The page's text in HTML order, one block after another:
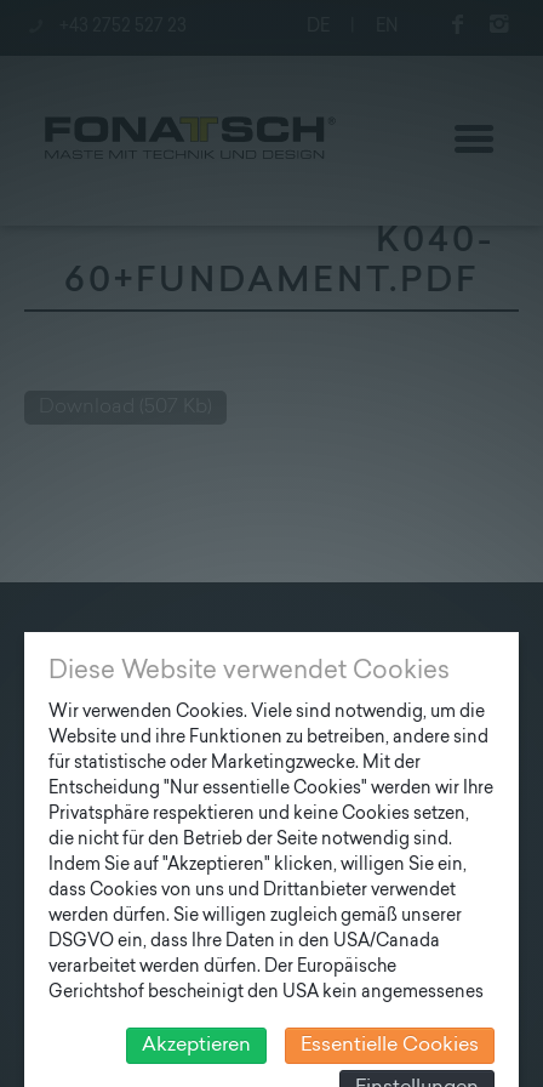
Kontakt | Jobs
K040-
60+FUNDAMENT.PDF
KONTAKT
Fonatsch GmbH
Industriestraße 6
3390 Melk
+43 27 52/ 52 723-0
office@fonatsch.at
SCHNELLEINSTIEG
MASTE STATION
AKTUELLES
LIEFERPROGRAMM
NEWSLETTER
Diese Website verwendet Cookies
Wir verwenden Cookies. Viele sind notwendig, um die
Website und ihre Funktionen zu betreiben, andere sind
für statistische oder Marketingzwecke. Mit der
Entscheidung "Nur essentielle Cookies" werden wir Ihre
Privatsphäre respektieren und keine Cookies setzen,
die nicht für den Betrieb der Seite notwendig sind.
Indem Sie auf "Akzeptieren" klicken, willigen Sie ein,
dass Cookies von uns und Drittanbieter verwendet
werden dürfen. Sie willigen zugleich gemäß unserer
DSGVO ein, dass Ihre Daten in den USA/Canada
verarbeitet werden dürfen. Der Europäische
Gerichtshof bescheinigt den USA kein angemessenes
Risiko, dass ihre Daten durch US-Behörden, zu
Kontroll- und zu Überwachungszwecken, verarbeitet
Akzeptieren Essentielle Cookies